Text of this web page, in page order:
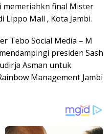
memeriahkn final Mister
Lippo Mall , Kota Jambi.
Tebo Social Media – M
presiden Sash
Asman untuk
Management Jambi